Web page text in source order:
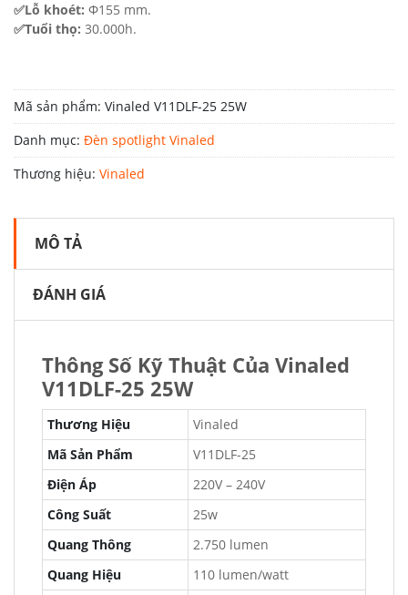
✅Lỗ khoét: Φ155 mm.
✅Tuổi thọ: 30.000h.
Mã sản phẩm: Vinaled V11DLF-25 25W
Danh mục: Đèn spotlight Vinaled
Thương hiệu: Vinaled
MÔ TẢ
ĐÁNH GIÁ
Thông Số Kỹ Thuật Của Vinaled
V11DLF-25 25W
Thương Hiệu
Vinaled
Mã Sản Phẩm
V11DLF-25
Điện Áp
220V – 240V
Công Suất
25w
Quang Thông
2.750 lumen
Quang Hiệu
110 lumen/watt